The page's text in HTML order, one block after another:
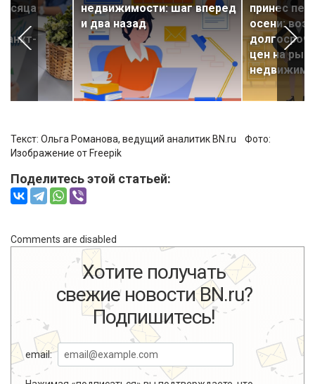
недвижимости: шаг вперед
и два назад
принес
осени:
цен на
Текст: Ольга Романова, ведущий аналитик BN.ru Фото:
Изображение от Freepik
Поделитесь этой статьей:
Comments are disabled
Хотите получать
свежие новости BN.ru?
Подпишитесь!
email: